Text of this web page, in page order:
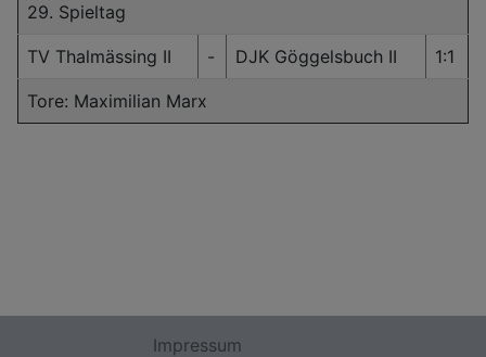
29. Spieltag
TV Thalmässing II - DJK Göggelsbuch II 1:1
Tore: Maximilian Marx
Impressum